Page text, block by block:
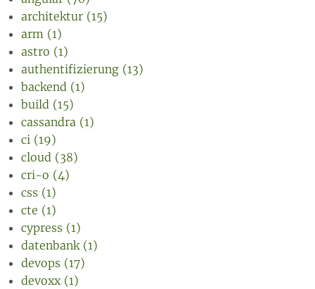
architektur (15)
arm (1)
astro (1)
authentifizierung (13)
backend (1)
build (15)
cassandra (1)
ci (19)
cloud (38)
cri-o (4)
css (1)
cte (1)
cypress (1)
datenbank (1)
devops (17)
devoxx (1)